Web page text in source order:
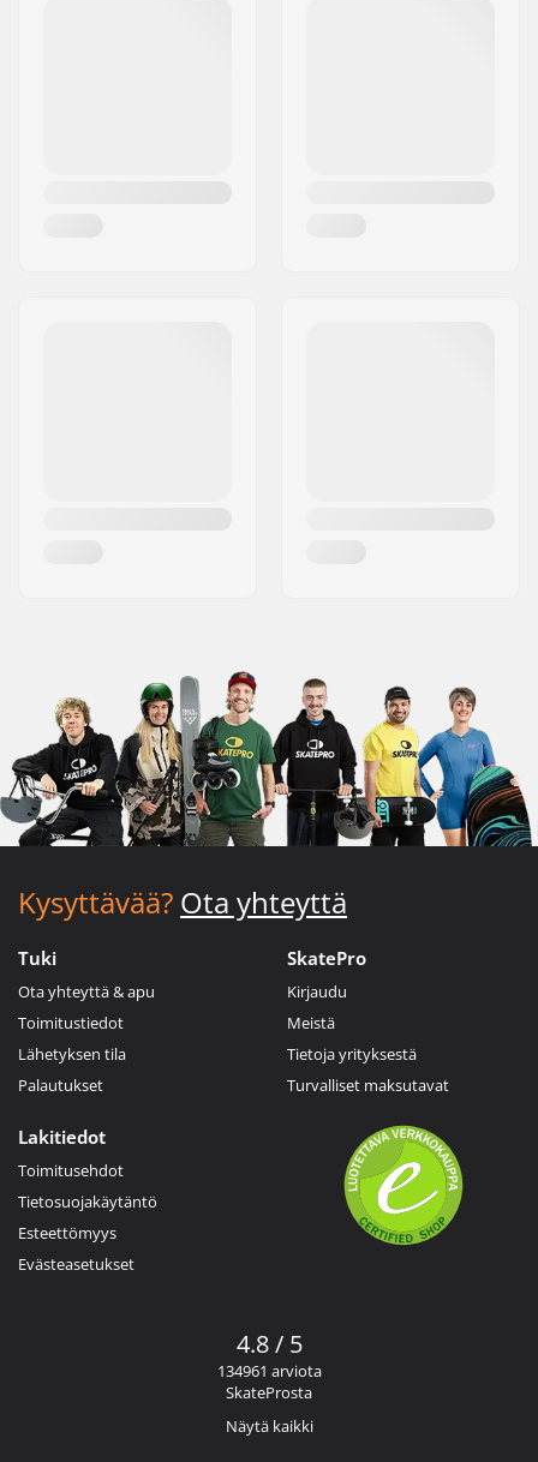
Kysyttävää? Ota yhteyttä
Tuki
Ota yhteyttä & apu
Toimitustiedot
Lähetyksen tila
Palautukset
SkatePro
Kirjaudu
Meistä
Tietoja yrityksestä
Turvalliset maksutavat
Lakitiedot
Toimitusehdot
Tietosuojakäytäntö
Esteettömyys
Evästeasetukset
4.8 / 5
134961 arviota
SkateProsta
Näytä kaikki